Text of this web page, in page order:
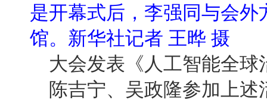
是开幕式后，李强同与会
馆。新华社记者 王晔 摄
大会发表《人工智能全球
陈吉宁、吴政隆参加上述